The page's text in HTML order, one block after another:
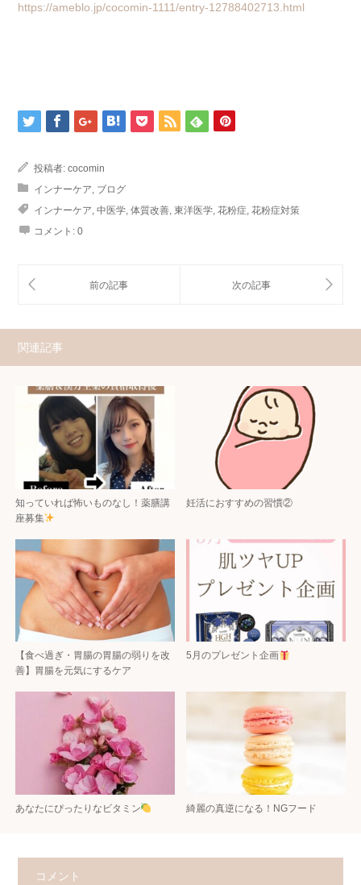
https://ameblo.jp/cocomin-1111/entry-12788402713.html
投稿者: cocomin
インナーケア ブログ
インナーケア 中医学 体質改善 東洋医学 花粉症 花粉症対策
コメント: 0
関連記事
知っていれば怖いものなし！薬膳講
座募集
妊活におすすめの習慣②
【食べ過ぎ・胃腸の胃腸の弱りを改
善】胃腸を元気にするケア
5月のプレゼント企画
あなたにぴったりなビタミン 綺麗の真逆になる！NGフード
コメント